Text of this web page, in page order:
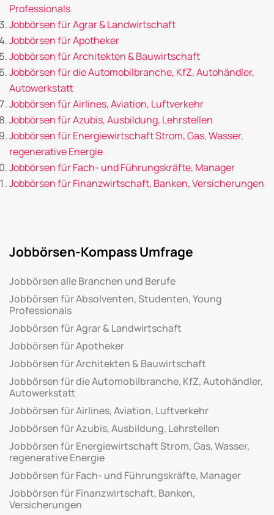
Professionals
Jobbörsen für Agrar & Landwirtschaft
Jobbörsen für Apotheker
Jobbörsen für Architekten & Bauwirtschaft
Jobbörsen für die Automobilbranche, KfZ, Autohändler,
Autowerkstatt
Jobbörsen für Airlines, Aviation, Luftverkehr
Jobbörsen für Azubis, Ausbildung, Lehrstellen
Jobbörsen für Energiewirtschaft Strom, Gas, Wasser,
regenerative Energie
Jobbörsen für Fach- und Führungskräfte, Manager
Jobbörsen für Finanzwirtschaft, Banken, Versicherungen
Jobbörsen-Kompass Umfrage
Jobbörsen alle Branchen und Berufe
Jobbörsen für Absolventen, Studenten, Young
Professionals
Jobbörsen für Agrar & Landwirtschaft
Jobbörsen für Apotheker
Jobbörsen für Architekten & Bauwirtschaft
Jobbörsen für die Automobilbranche, KfZ, Autohändler,
Autowerkstatt
Jobbörsen für Airlines, Aviation, Luftverkehr
Jobbörsen für Azubis, Ausbildung, Lehrstellen
Jobbörsen für Energiewirtschaft Strom, Gas, Wasser,
regenerative Energie
Jobbörsen für Fach- und Führungskräfte, Manager
Jobbörsen für Finanzwirtschaft, Banken,
Versicherungen